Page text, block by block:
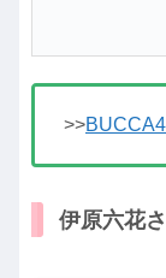
>>
伊原六花